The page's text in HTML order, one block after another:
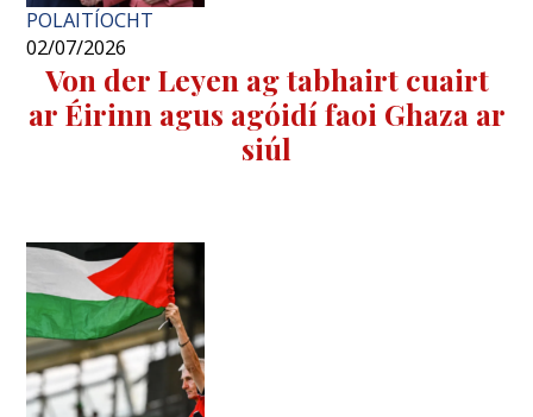
POLAITÍOCHT
02/07/2026
Von der Leyen ag tabhairt cuairt
ar Éirinn agus agóidí faoi Ghaza ar
siúl